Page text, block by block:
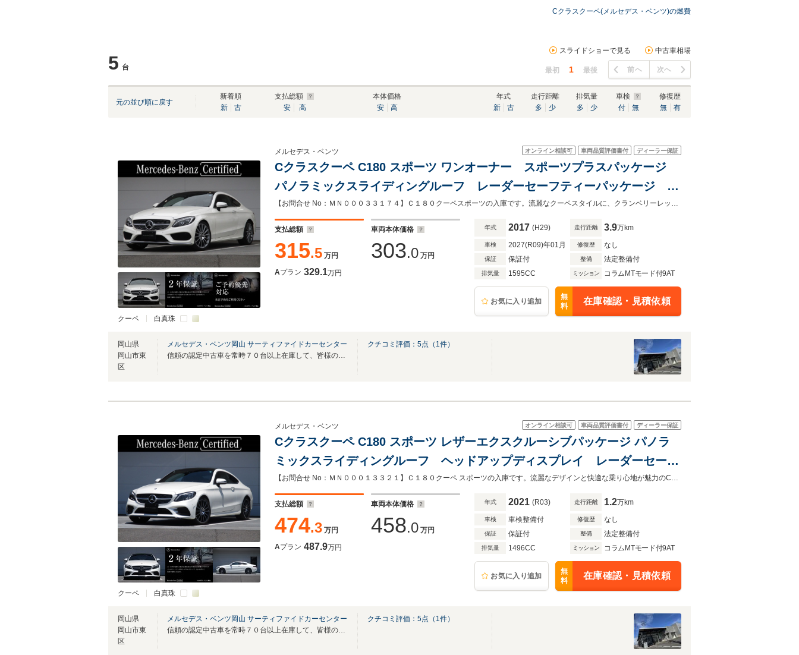
Cクラスクーペ(メルセデス・ベンツ)の燃費
5 台
スライドショーで見る 中古車相場
最初 1 最後 前へ 次へ
元の並び順に戻す
新着順
新
古
支払総額
安
高
本体価格
安
高
年式
新
古
走行距離
多
少
排気量
多
少
車検
付
無
修復歴
無
有
クーペ 白真珠
オンライン相談可 車両品質評価書付 ディーラー保証
メルセデス・ベンツ
Cクラスクーペ C180 スポーツ ワンオーナー スポーツプラスパッケージ
パノラミックスライディングルーフ レーダーセーフティーパッケージ
meコネクト 革色クランベリーレッド レザーシート パワーシート シ
ートヒーター
【お問合せ No：ＭＮ０００３３１７４】Ｃ１８０クーペスポーツの入庫です。流麗なクーペスタイルに、クランベリーレッドの内装が魅力の、Ｃクラスクーペを是非お愉しみ下さい。
支払総額
315.5 万円
車両本体価格
303.0 万円
Aプラン 329.1万円
年式 2017 (H29) 走行距離 3.9万km
車検 2027(R09)年01月 修復歴 なし
保証 保証付 整備 法定整備付
排気量 1595CC ミッション コラムMTモード付9AT
お気に入り追加
無
料
在庫確認・見積依頼
岡山県
岡山市東
区
メルセデス・ベンツ岡山 サーティファイドカーセンター
信頼の認定中古車を常時７０台以上在庫して、皆様のご来場をお待ち致しております。
クチコミ評価： 5点（ 1件）
クーペ 白真珠
オンライン相談可 車両品質評価書付 ディーラー保証
メルセデス・ベンツ
Cクラスクーペ C180 スポーツ レザーエクスクルーシブパッケージ パノラ
ミックスライディングルーフ ヘッドアップディスプレイ レーダーセーフ
ティーパッケージ meコネクト エアサスペンション パワーシート シ
ートヒーター バックカメラ ETC2.0
【お問合せ No：ＭＮ０００１３３２１】Ｃ１８０クーペ スポーツの入庫です。流麗なデザインと快適な乗り心地が魅力のCクラスクーペを、是非お愉しみ下さい。
支払総額
474.3 万円
車両本体価格
458.0 万円
Aプラン 487.9万円
年式 2021 (R03) 走行距離 1.2万km
車検 車検整備付 修復歴 なし
保証 保証付 整備 法定整備付
排気量 1496CC ミッション コラムMTモード付9AT
お気に入り追加
無
料
在庫確認・見積依頼
岡山県
岡山市東
区
メルセデス・ベンツ岡山 サーティファイドカーセンター
信頼の認定中古車を常時７０台以上在庫して、皆様のご来場をお待ち致しております。
クチコミ評価： 5点（ 1件）